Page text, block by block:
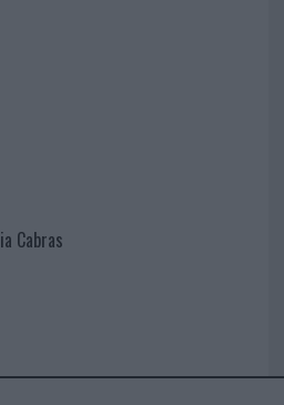
Cabras